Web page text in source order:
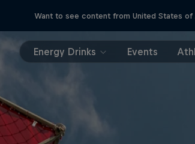
Want to see content from United States of
Energy Drinks Events